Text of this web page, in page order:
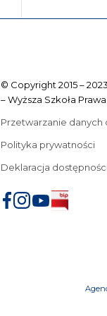
© Copyright 2015 – 2023
– Wyższa Szkoła Prawa
Przetwarzanie danych
Polityka prywatności
Deklaracja